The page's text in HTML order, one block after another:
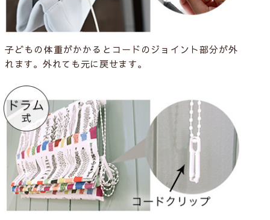
子どもの体重がかかるとコードのジョイント部分が外
れます。外れても元に戻せます。